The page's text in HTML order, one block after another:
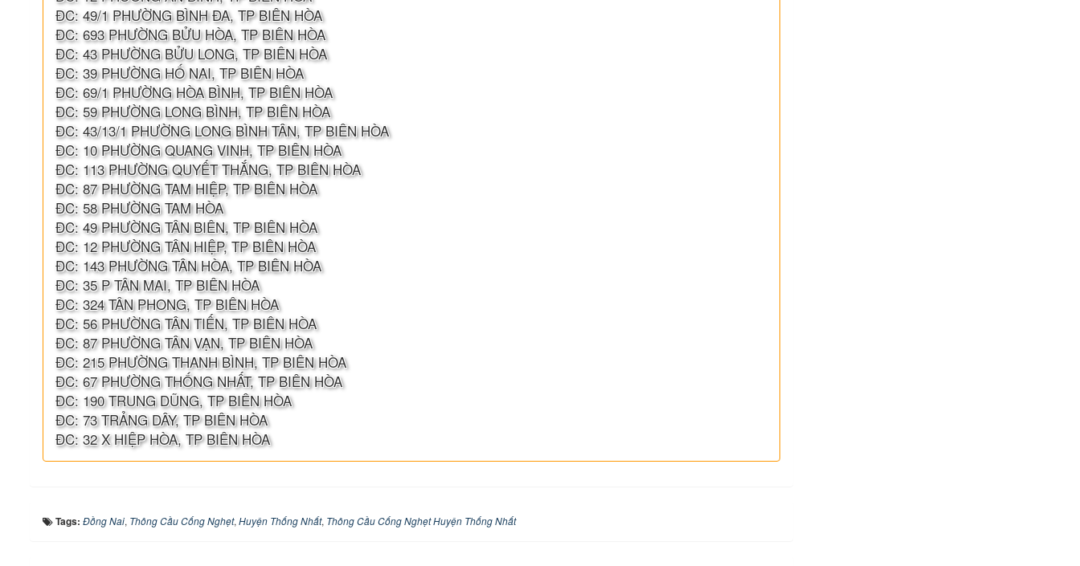
ĐC: 49/1 PHƯỜNG BÌNH ĐA, TP BIÊN HÒA
ĐC: 693 PHƯỜNG BỬU HÒA, TP BIÊN HÒA
ĐC: 43 PHƯỜNG BỬU LONG, TP BIÊN HÒA
ĐC: 39 PHƯỜNG HỐ NAI, TP BIÊN HÒA
ĐC: 69/1 PHƯỜNG HÒA BÌNH, TP BIÊN HÒA
ĐC: 59 PHƯỜNG LONG BÌNH, TP BIÊN HÒA
ĐC: 43/13/1 PHƯỜNG LONG BÌNH TÂN, TP BIÊN HÒA
ĐC: 10 PHƯỜNG QUANG VINH, TP BIÊN HÒA
ĐC: 113 PHƯỜNG QUYẾT THẮNG, TP BIÊN HÒA
ĐC: 87 PHƯỜNG TAM HIỆP, TP BIÊN HÒA
ĐC: 58 PHƯỜNG TAM HÒA
ĐC: 49 PHƯỜNG TÂN BIÊN, TP BIÊN HÒA
ĐC: 12 PHƯỜNG TÂN HIỆP, TP BIÊN HÒA
ĐC: 143 PHƯỜNG TÂN HÒA, TP BIÊN HÒA
ĐC: 35 P TÂN MAI, TP BIÊN HÒA
ĐC: 324 TÂN PHONG, TP BIÊN HÒA
ĐC: 56 PHƯỜNG TÂN TIẾN, TP BIÊN HÒA
ĐC: 87 PHƯỜNG TÂN VẠN, TP BIÊN HÒA
ĐC: 215 PHƯỜNG THANH BÌNH, TP BIÊN HÒA
ĐC: 67 PHƯỜNG THỐNG NHẤT, TP BIÊN HÒA
ĐC: 190 TRUNG DŨNG, TP BIÊN HÒA
ĐC: 73 TRẢNG DÂY, TP BIÊN HÒA
ĐC: 32 X HIỆP HÒA, TP BIÊN HÒA
Tags: Đồng Nai, Thông Cầu Cống Nghẹt, Huyện Thống Nhất, Thông Cầu Cống Nghẹt Huyện Thống Nhất